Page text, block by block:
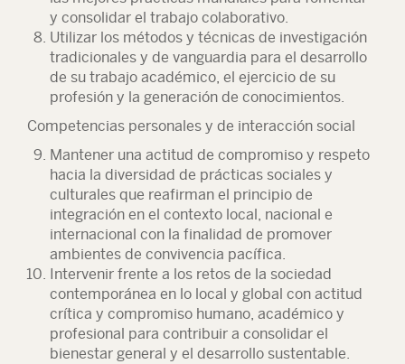
y consolidar el trabajo colaborativo.
Utilizar los métodos y técnicas de investigación
tradicionales y de vanguardia para el desarrollo
de su trabajo académico, el ejercicio de su
profesión y la generación de conocimientos.
Competencias personales y de interacción social
Mantener una actitud de compromiso y respeto
hacia la diversidad de prácticas sociales y
culturales que reafirman el principio de
integración en el contexto local, nacional e
internacional con la finalidad de promover
ambientes de convivencia pacífica.
Intervenir frente a los retos de la sociedad
contemporánea en lo local y global con actitud
crítica y compromiso humano, académico y
profesional para contribuir a consolidar el
bienestar general y el desarrollo sustentable.